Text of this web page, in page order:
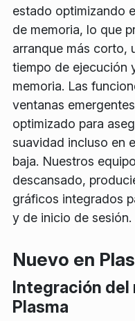
estado optimizando
de memoria, lo que
arranque más corto,
tiempo de ejecución
memoria. Las
ventanas
optimizado para
suavidad incluso en
baja. Nuestros
descansado,
gráficos integrados
y de inicio de sesión.
Nuevo en
Integración del
Plasma